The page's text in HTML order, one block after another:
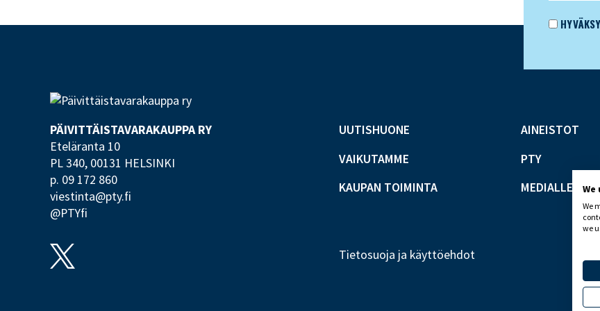
PÄIVITTÄISTAVARA­KAUPPA RY
Eteläranta 10
PL 340, 00131 HELSINKI
p. 09 172 860
viestinta@pty.fi
@PTYfi
UUTISHUONE
VAIKUTAMME
KAUPAN TOIMINTA
AINEISTOT
PTY
MEDIALLE
Tietosuoja ja käyttöehdot
We
We
we